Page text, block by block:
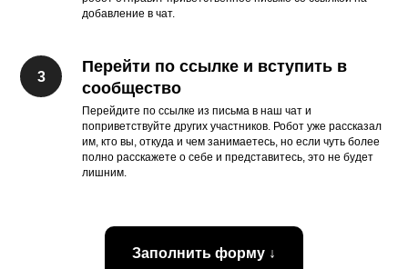
добавление в чат.
Перейти по ссылке и вступить в
сообщество
Перейдите по ссылке из письма в наш чат и
поприветствуйте других участников. Робот уже рассказал
им, кто вы, откуда и чем занимаетесь, но если чуть более
полно расскажете о себе и представитесь, это не будет
лишним.
Заполнить форму ↓